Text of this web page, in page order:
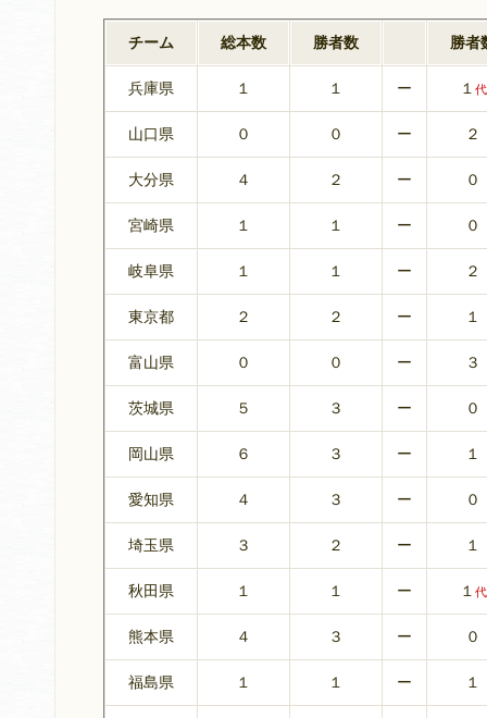
チーム 総本数 勝者数 勝者
兵庫県 １ １ ー １ 代
山口県 ０ ０ ー ２
大分県 ４ ２ ー ０
宮崎県 １ １ ー ０
岐阜県 １ １ ー ２
東京都 ２ ２ ー １
富山県 ０ ０ ー ３
茨城県 ５ ３ ー ０
岡山県 ６ ３ ー １
愛知県 ４ ３ ー ０
埼玉県 ３ ２ ー １
秋田県 １ １ ー １ 代
熊本県 ４ ３ ー ０
福島県 １ １ ー １